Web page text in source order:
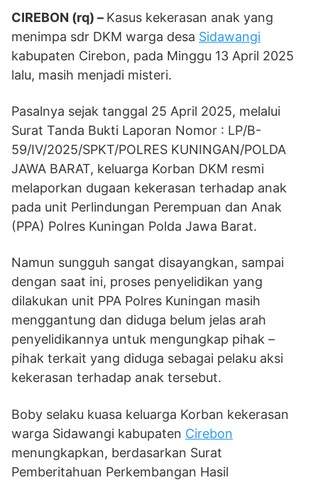
CIREBON (rq) – Kasus kekerasan anak yang
menimpa sdr DKM warga desa Sidawangi
kabupaten Cirebon, pada Minggu 13 April 2025
lalu, masih menjadi misteri.
Pasalnya sejak tanggal 25 April 2025, melalui
Surat Tanda Bukti Laporan Nomor : LP/B-
59/IV/2025/SPKT/POLRES KUNINGAN/POLDA
JAWA BARAT, keluarga Korban DKM resmi
melaporkan dugaan kekerasan terhadap anak
pada unit Perlindungan Perempuan dan Anak
(PPA) Polres Kuningan Polda Jawa Barat.
Namun sungguh sangat disayangkan, sampai
dengan saat ini, proses penyelidikan yang
dilakukan unit PPA Polres Kuningan masih
menggantung dan diduga belum jelas arah
penyelidikannya untuk mengungkap pihak –
pihak terkait yang diduga sebagai pelaku aksi
kekerasan terhadap anak tersebut.
Boby selaku kuasa keluarga Korban kekerasan
warga Sidawangi kabupaten Cirebon
menungkapkan, berdasarkan Surat
Pemberitahuan Perkembangan Hasil